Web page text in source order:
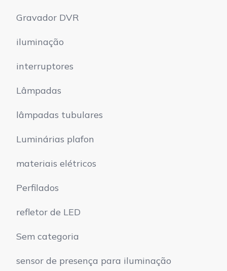
Gravador DVR
iluminação
interruptores
Lâmpadas
lâmpadas tubulares
Luminárias plafon
materiais elétricos
Perfilados
refletor de LED
Sem categoria
sensor de presença para iluminação